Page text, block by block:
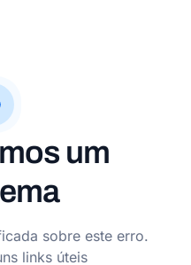
um
sobre este erro.
links úteis